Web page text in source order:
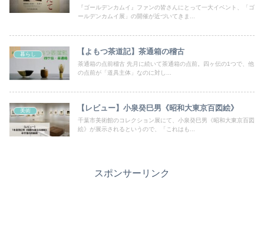
『ゴールデンカムイ』ファンの皆さんにとって一大イベント、「ゴ
ールデンカムイ展」の開催が近づいてきま...
暮らし 【よもつ茶道記】茶通箱の稽古
茶通箱の点前稽古 先月に続いて茶通箱の点前。四ヶ伝の1つで、他
の点前が「道具主体」なのに対し...
美術 【レビュー】小泉癸巳男《昭和大東京百図絵》
千葉市美術館のコレクション展にて、小泉癸巳男《昭和大東京百図
絵》が展示されるというので、「これはも...
スポンサーリンク